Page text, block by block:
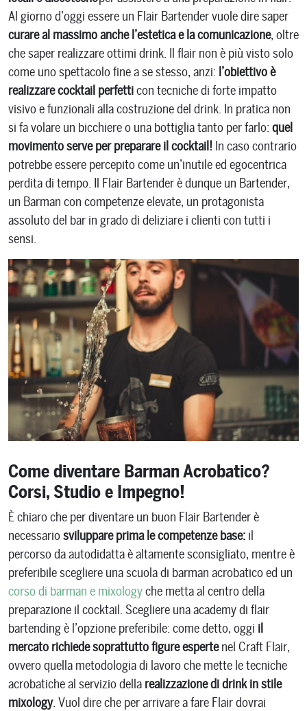
Al giorno d’oggi essere un Flair Bartender vuole dire saper
curare al massimo anche l’estetica e la comunicazione, oltre
che saper realizzare ottimi drink. Il flair non è più visto solo
come uno spettacolo fine a se stesso, anzi: l’obiettivo è
realizzare cocktail perfetticon tecniche di forte impatto
visivo e funzionali alla costruzione del drink. In pratica non
si fa volare un bicchiere o una bottiglia tanto per farlo: quel
movimento serve per preparare il cocktail! In caso contrario
potrebbe essere percepito come un’inutile ed egocentrica
perdita di tempo. Il Flair Bartender è dunque un Bartender,
un Barman con competenze elevate, un protagonista
assoluto del bar in grado di deliziare i clienti con tutti i
sensi.
Come diventare Barman Acrobatico?
Corsi, Studio e Impegno!
È chiaro che per diventare un buon Flair Bartender è
necessariosviluppare prima le competenze base: il
percorso da autodidatta è altamente sconsigliato, mentre è
preferibile scegliere una scuola di barman acrobatico ed un
corso di barman e mixologyche metta al centro della
preparazione il cocktail. Scegliere una academy di flair
bartending è l’opzione preferibile: come detto, oggi il
mercato richiede soprattutto figure espertenel Craft Flair,
ovvero quella metodologia di lavoro che mette le tecniche
acrobatiche al servizio della realizzazione di drink in stile
mixology. Vuol dire che per arrivare a fare Flair dovrai